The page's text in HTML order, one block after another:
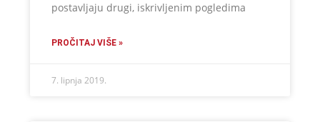
postavljaju drugi, iskrivljenim pogledima
PROČITAJ VIŠE »
7. lipnja 2019.